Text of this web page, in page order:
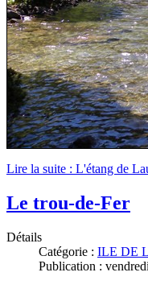
Lire la suite : L'étang de
Le trou-de-Fer
Détails
Catégorie : ILE DE
Publication :